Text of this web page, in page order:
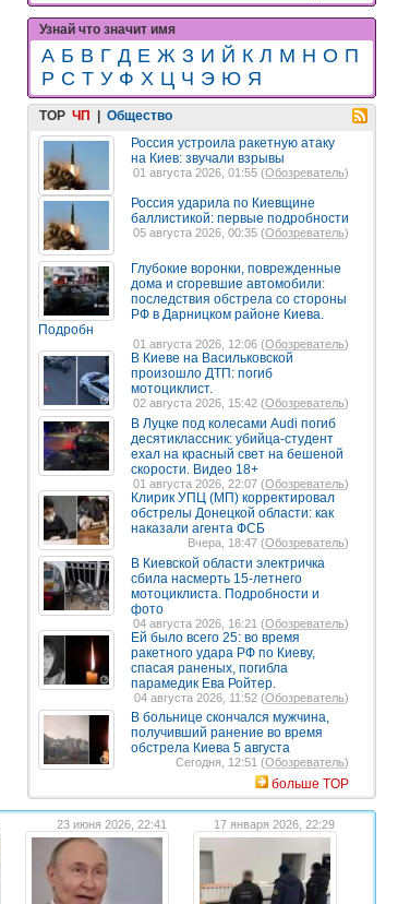
Узнай что значит имя
А Б В Г Д Е Ж З И Й К Л М Н О П
Р С Т У Ф Х Ц Ч Э Ю Я
TOP ЧП | Общество
Россия устроила ракетную атаку
на Киев: звучали взрывы
01 августа 2026, 01:55 (Обозреватель)
Россия ударила по Киевщине
баллистикой: первые подробности
05 августа 2026, 00:35 (Обозреватель)
Глубокие воронки, поврежденные
дома и сгоревшие автомобили:
последствия обстрела со стороны
РФ в Дарницком районе Киева.
Подробн
01 августа 2026, 12:06 (Обозреватель)
В Киеве на Васильковской
произошло ДТП: погиб
мотоциклист.
02 августа 2026, 15:42 (Обозреватель)
В Луцке под колесами Audi погиб
десятиклассник: убийца-студент
ехал на красный свет на бешеной
скорости. Видео 18+
01 августа 2026, 22:07 (Обозреватель)
Клирик УПЦ (МП) корректировал
обстрелы Донецкой области: как
наказали агента ФСБ
Вчера, 18:47 (Обозреватель)
В Киевской области электричка
сбила насмерть 15-летнего
мотоциклиста. Подробности и
фото
04 августа 2026, 16:21 (Обозреватель)
Ей было всего 25: во время
ракетного удара РФ по Киеву,
спасая раненых, погибла
парамедик Ева Ройтер.
04 августа 2026, 11:52 (Обозреватель)
В больнице скончался мужчина,
получивший ранение во время
обстрела Киева 5 августа
Сегодня, 12:51 (Обозреватель)
больше TOP
23 июня 2026, 22:41 17 января 2026, 22:29